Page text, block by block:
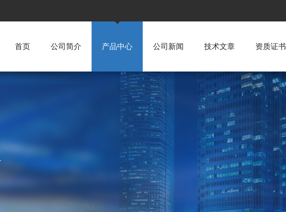
首页 公司简介 产品中心 公司新闻 技术文章 资质证书